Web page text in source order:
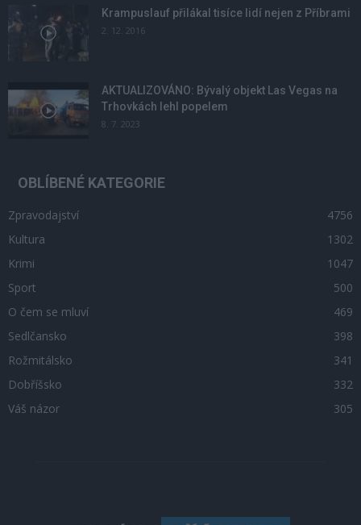
Krampuslauf přilákal tisíce lidí nejen z Příbrami
2. 12. 2016
AKTUALIZOVÁNO: Bývalý objekt Las Vegas na
Trhovkách lehl popelem
8. 7. 2023
OBLÍBENÉ KATEGORIE
Zpravodajství
4756
Kultura
1302
Krimi
1047
Sport
500
O čem se mluví
469
Sedlčansko
398
Rožmitálsko
341
Dobříšsko
332
Váš názor
305